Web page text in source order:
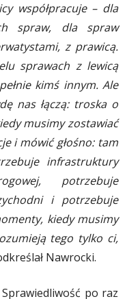
współpracuje – dla
spraw, dla spraw
z prawicą.
sprawach z lewicą
kimś innym. Ale
nas łączą: troska o
musimy zostawiać
i mówić głośno: tam
infrastruktury
potrzebuje
i potrzebuje
kiedy musimy
tego tylko ci,
Nawrocki.
po raz